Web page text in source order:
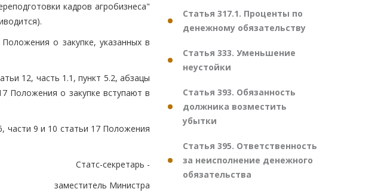
кадров агробизнеса"
о закупке, указанных в
12, часть 1.1, пункт 5.2, абзацы
Положения о закупке вступают в
части 9 и 10 статьи 17 Положения
Статс-секретарь -
заместитель Министра
Статья 317.1. Проценты по
денежному обязательству
Статья 333. Уменьшение
неустойки
Статья 393. Обязанность
должника возместить
убытки
Статья 395. Ответственность
за неисполнение денежного
обязательства